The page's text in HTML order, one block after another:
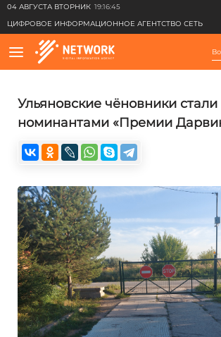
04 АВГУСТА ВТОРНИК 19:16:45
ЦИФРОВОЕ ИНФОРМАЦИОННОЕ АГЕНТСТВО СЕТЬ
Ульяновские чёновники стали
номинантами «Премии